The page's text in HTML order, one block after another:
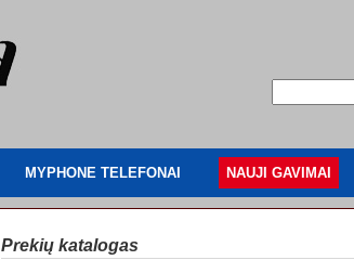
MYPHONE TELEFONAI NAUJI GAVIMAI
Prekių katalogas